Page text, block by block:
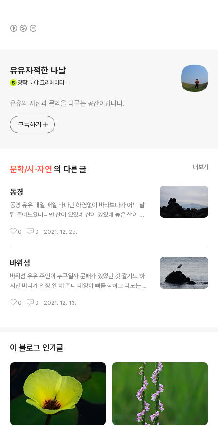
유유자적한 나날
창작분야 크리에이터
유유의 사진과 문학을 다루는 공간이랍니다.
구독하기
문학/시-자연 의 다른 글 더보기
동경
동경 유유 매일 매일 바다만 하염없이 바라보다가 어느 날
뒤 돌아보았더니만 산이 있었네 산이 있었네 높은 산이 우
른아른 가까이엔 집과 밭도 있었고 인간도 사는 모양 왜 이
였구나 고개 한 번 돌리기가 그리도 어려웠나 이제라도 알
았으니 다행 먼 산 바라보며 꿈이라도 꾸어보자.
0 0 2021. 12. 25.
바위섬
바위섬 유유 주인이 누구일까 문패가 있었던 것 같기도 하
지만 바다가 인정 안 해 주니 태양이 뼈를 삭히고 파도는 부
누가 말했던가 먼저 먹는 놈이 임자라고 외로움도 좋다 무
람이 살 수 있는 곳을 말하며 육지의 일부로 인정(나무와 물
이 있는 장소)되는 곳으로서 국제수로기구에 의거하면 섬
이 되는 기준은 만조일시 크기가 10㎢ 이상 사면이 바다
로 둘러싸인 육지이고 그 이하는 암초(巖礁)라고 한다. 도
서(島嶼); 크고 작은 온갖 섬을 망라하는바 한자로 구분하
기도 한다 도(島); 흙과 물이 ..
0 0 2021. 12. 13.
이 블로그 인기글